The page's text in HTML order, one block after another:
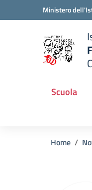
Vai ai contenuti
Vai al menu di navigazione
Ministero
Scuola
Home